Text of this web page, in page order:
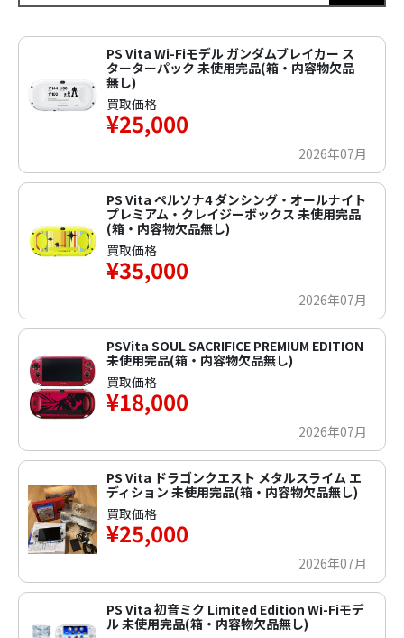
PS Vita Wi-Fiモデル ガンダムブレイカー ス
ターターパック 未使用完品(箱・内容物欠品
無し)
買取価格
¥25,000
2026年07月
PS Vita ペルソナ4 ダンシング・オールナイト
プレミアム・クレイジーボックス 未使用完品
(箱・内容物欠品無し)
買取価格
¥35,000
2026年07月
PSVita SOUL SACRIFICE PREMIUM EDITION
未使用完品(箱・内容物欠品無し)
買取価格
¥18,000
2026年07月
PS Vita ドラゴンクエスト メタルスライム エ
ディション 未使用完品(箱・内容物欠品無し)
買取価格
¥25,000
2026年07月
PS Vita 初音ミク Limited Edition Wi-Fiモデ
ル 未使用完品(箱・内容物欠品無し)